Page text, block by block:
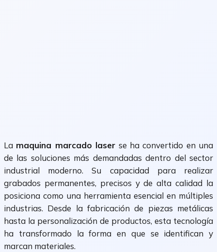
La maquina marcado laser se ha convertido en una
de las soluciones más demandadas dentro del sector
industrial moderno. Su capacidad para realizar
grabados permanentes, precisos y de alta calidad la
posiciona como una herramienta esencial en múltiples
industrias. Desde la fabricación de piezas metálicas
hasta la personalización de productos, esta tecnología
ha transformado la forma en que se identifican y
marcan materiales.